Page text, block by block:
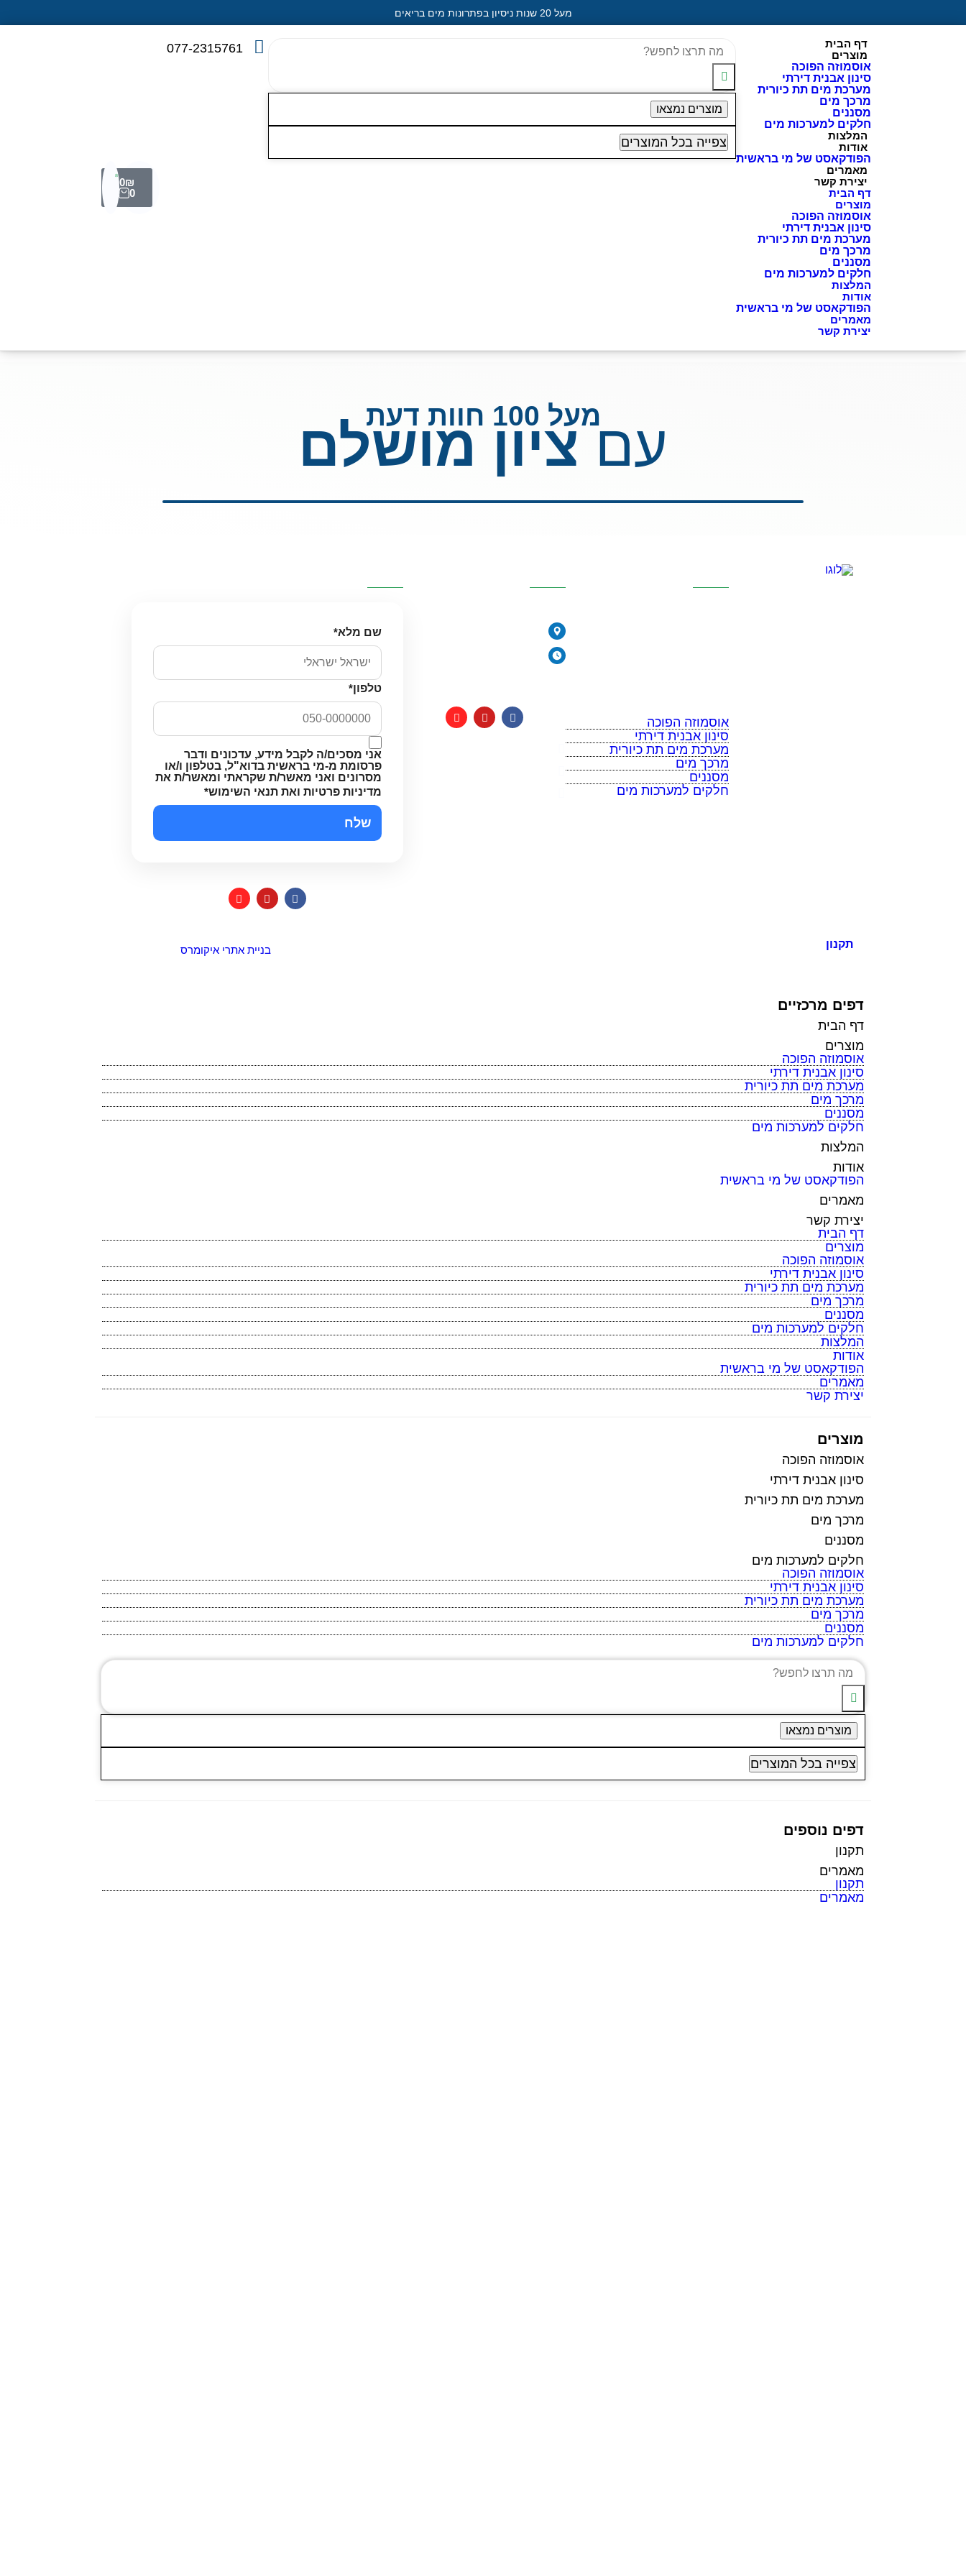
מעל 20 שנות ניסיון בפתרונות מים בריאים
דף הבית
מוצרים
אוסמוזה הפוכה
סינון אבנית דירתי
מערכת מים תת כיורית
מרכך מים
מסננים
חלקים למערכות מים
המלצות
אודות
הפודקאסט של מי בראשית
מאמרים
יצירת קשר
דף הבית
מוצרים
אוסמוזה הפוכה
סינון אבנית דירתי
מערכת מים תת כיורית
מרכך מים
מסננים
חלקים למערכות מים
המלצות
אודות
הפודקאסט של מי בראשית
מאמרים
יצירת קשר
מוצרים נמצאו
צפייה בכל המוצרים
077-2315761
0₪
0
מעל 100 חוות דעתעםציון מושלם
אוסמוזה הפוכה
סינון אבנית דירתי
מערכת מים תת כיורית
מרכך מים
מסננים
חלקים למערכות מים
שם מלא*
טלפון*
אני מסכים/ה לקבל מידע, עדכונים ודבר
פרסומת מ-מי בראשית בדוא"ל, בטלפון ו/או
מסרונים ואני מאשר/ת שקראתי ומאשר/ת את
מדיניות פרטיות ואת תנאי השימוש*
תקנון
בניית אתרי איקומרס
דפים מרכזיים
דף הבית
מוצרים
אוסמוזה הפוכה
סינון אבנית דירתי
מערכת מים תת כיורית
מרכך מים
מסננים
חלקים למערכות מים
המלצות
אודות
הפודקאסט של מי בראשית
מאמרים
יצירת קשר
דף הבית
מוצרים
אוסמוזה הפוכה
סינון אבנית דירתי
מערכת מים תת כיורית
מרכך מים
מסננים
חלקים למערכות מים
המלצות
אודות
הפודקאסט של מי בראשית
מאמרים
יצירת קשר
מוצרים
אוסמוזה הפוכה
סינון אבנית דירתי
מערכת מים תת כיורית
מרכך מים
מסננים
חלקים למערכות מים
אוסמוזה הפוכה
סינון אבנית דירתי
מערכת מים תת כיורית
מרכך מים
מסננים
חלקים למערכות מים
מוצרים נמצאו
צפייה בכל המוצרים
דפים נוספים
תקנון
מאמרים
תקנון
מאמרים